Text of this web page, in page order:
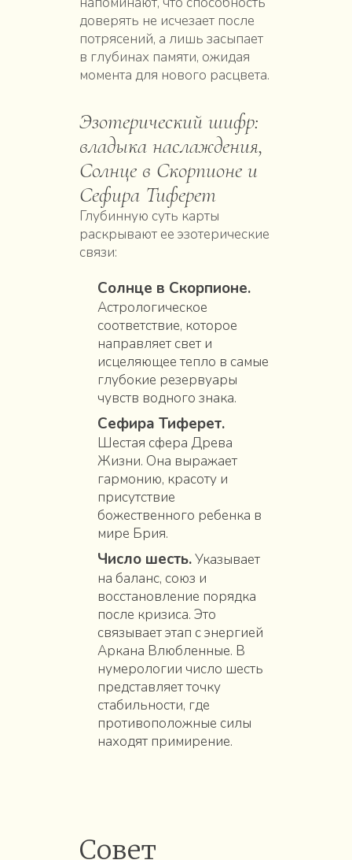
доверять не исчезает после
потрясений, а лишь засыпает
в глубинах памяти, ожидая
момента для нового расцвета.
Эзотерический шифр:
владыка наслаждения,
Солнце в Скорпионе и
Сефира Тиферет
Глубинную суть карты
раскрывают ее эзотерические
связи:
Солнце в Скорпионе.
Астрологическое
соответствие, которое
направляет свет и
исцеляющее тепло в самые
глубокие резервуары
чувств водного знака.
Сефира Тиферет.
Шестая сфера Древа
Жизни. Она выражает
гармонию, красоту и
присутствие
божественного ребенка в
мире Брия.
Число шесть.Указывает
на баланс, союз и
восстановление порядка
после кризиса. Это
связывает этап с энергией
Аркана Влюбленные. В
нумерологии число шесть
представляет точку
стабильности, где
противоположные силы
находят примирение.
Совет